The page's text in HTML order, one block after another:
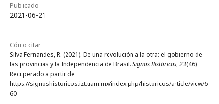
Publicado
2021-06-21
Cómo citar
Silva Fernandes, R. (2021). De una revolución a la otra: el gobierno de
las provincias y la Independencia de Brasil. Signos Históricos,23(46).
Recuperado a partir de
https://signoshistoricos.izt.uam.mx/index.php/historicos/article/view/6
60